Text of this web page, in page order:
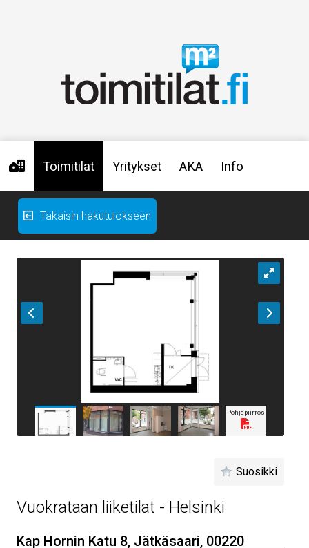
Toimitilat Yritykset AKA Info
Takaisin hakutulokseen
Pohjapiirros
Suosikki
Vuokrataan liiketilat - Helsinki
Kap Hornin Katu 8, Jätkäsaari, 00220